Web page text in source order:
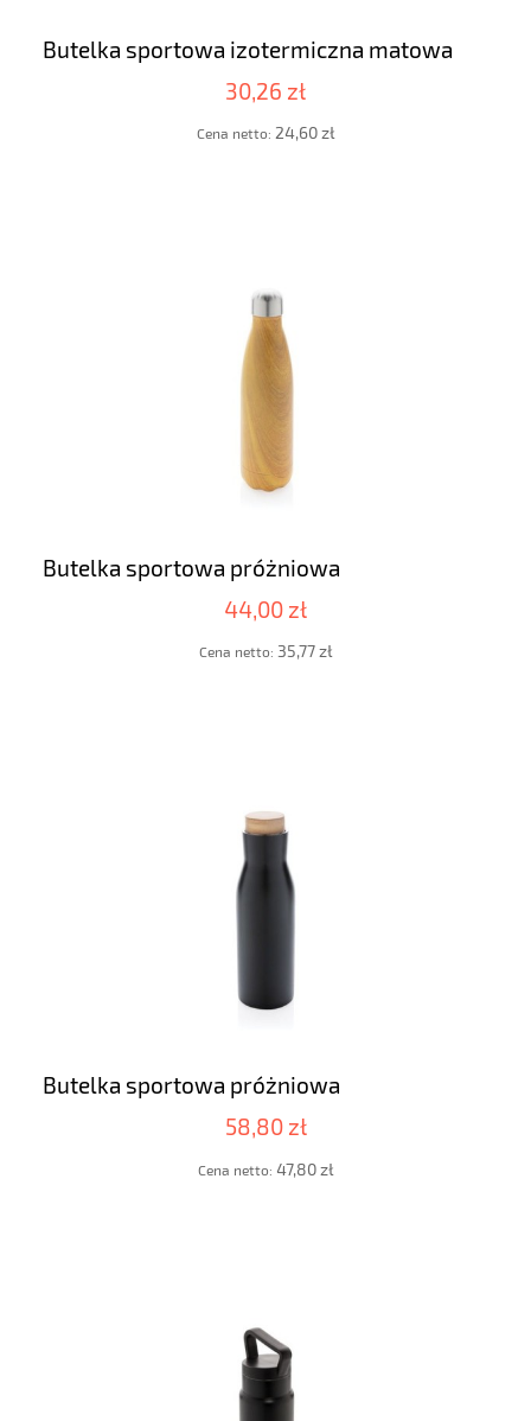
Butelka sportowa izotermiczna matowa
30,26 zł
Cena netto: 24,60 zł
Butelka sportowa próżniowa
44,00 zł
Cena netto: 35,77 zł
Butelka sportowa próżniowa
58,80 zł
Cena netto: 47,80 zł